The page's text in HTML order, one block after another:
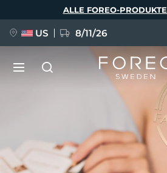
ALLE FOREO-
US 8/11/26
BREAKING NEWS
English Deutsch